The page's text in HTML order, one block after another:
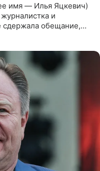
имя — Илья Яцкевич)
и
сдержала обещание,